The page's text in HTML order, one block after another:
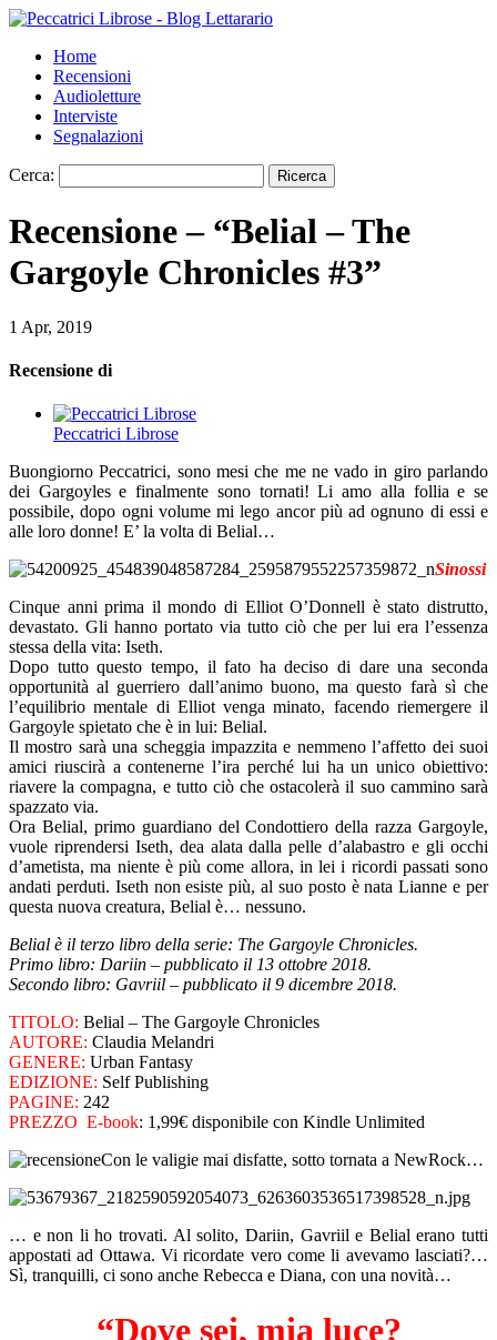
Home
Recensioni
Audioletture
Interviste
Segnalazioni
Cerca:
Recensione – “Belial – The
Gargoyle Chronicles #3”
1 Apr, 2019
Recensione di
Peccatrici Librose
Buongiorno Peccatrici, sono mesi che me ne vado in giro parlando
dei Gargoyles e finalmente sono tornati! Li amo alla follia e se
possibile, dopo ogni volume mi lego ancor più ad ognuno di essi e
alle loro donne! E’ la volta di Belial…
Sinossi
Cinque anni prima il mondo di Elliot O’Donnell è stato distrutto,
devastato. Gli hanno portato via tutto ciò che per lui era l’essenza
stessa della vita: Iseth.
Dopo tutto questo tempo, il fato ha deciso di dare una seconda
opportunità al guerriero dall’animo buono, ma questo farà sì che
l’equilibrio mentale di Elliot venga minato, facendo riemergere il
Gargoyle spietato che è in lui: Belial.
Il mostro sarà una scheggia impazzita e nemmeno l’affetto dei suoi
amici riuscirà a contenerne l’ira perché lui ha un unico obiettivo:
riavere la compagna, e tutto ciò che ostacolerà il suo cammino sarà
spazzato via.
Ora Belial, primo guardiano del Condottiero della razza Gargoyle,
vuole riprendersi Iseth, dea alata dalla pelle d’alabastro e gli occhi
d’ametista, ma niente è più come allora, in lei i ricordi passati sono
andati perduti. Iseth non esiste più, al suo posto è nata Lianne e per
questa nuova creatura, Belial è… nessuno.
Belial è il terzo libro della serie: The Gargoyle Chronicles.
Primo libro: Dariin – pubblicato il 13 ottobre 2018.
Secondo libro: Gavriil – pubblicato il 9 dicembre 2018.
TITOLO: Belial – The Gargoyle Chronicles
AUTORE: Claudia Melandri
GENERE: Urban Fantasy
EDIZIONE: Self Publishing
PAGINE: 242
PREZZO E-book: 1,99€ disponibile con Kindle Unlimited
Con le valigie mai disfatte, sotto tornata a NewRock…
… e non li ho trovati. Al solito, Dariin, Gavriil e Belial erano tutti
appostati ad Ottawa. Vi ricordate vero come li avevamo lasciati?…
Sì, tranquilli, ci sono anche Rebecca e Diana, con una novità…
“Dove sei, mia luce?